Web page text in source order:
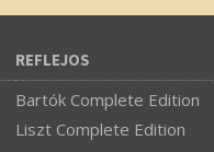
REFLEJOS
Bartók Complete Edition
Liszt Complete Edition